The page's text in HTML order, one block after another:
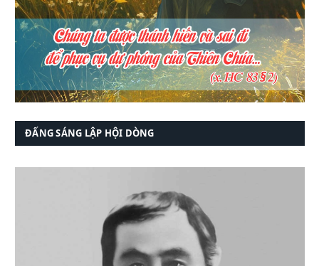
ĐẤNG SÁNG LẬP HỘI DÒNG